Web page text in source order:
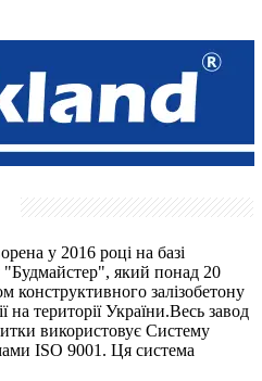
у 2016 році на базі
"Будмайстер", який понад 20
конструктивного залізобетону
на території України.Весь завод
використовує Систему
ISO 9001. Ця система